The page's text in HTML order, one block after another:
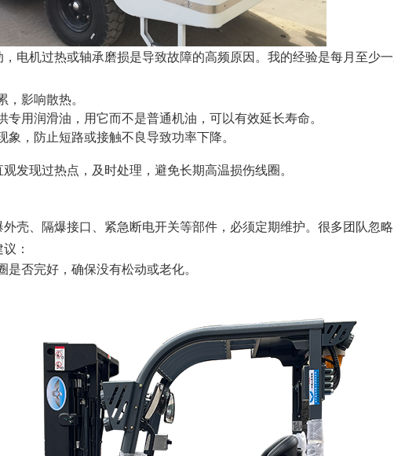
电机过热或轴承磨损是导致故障的高频原因。我的经验是每月至少
，影响散热。
用润滑油，用它而不是普通机油，可以有效延长寿命。
，防止短路或接触不良导致功率下降。
发现过热点，及时处理，避免长期高温损伤线圈。
壳、隔爆接口、紧急断电开关等部件，必须定期维护。很多团队忽略
：
否完好，确保没有松动或老化。